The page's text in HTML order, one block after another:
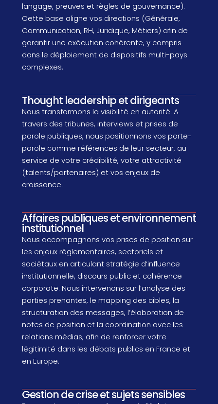
langage, preuves et règles de gouvernance).
Cette base aligne vos directions (Générale,
Communication, RH, Juridique, Métiers) afin de
garantir une exécution cohérente, y compris
dans le déploiement de dispositifs multi-pays
complexes.
Thought leadership et dirigeants
Nous transformons la visibilité en autorité. A
travers des tribunes, interviews et prises de
parole publiques, nous positionnons vos porte-
parole comme références de leur secteur, au
service de votre crédibilité, votre attractivité
(talents/partenaires) et vos enjeux de
croissance.
Affaires publiques et environnement
institutionnel
Nous accompagnons vos prises de position sur
les enjeux réglementaires, sectoriels et
sociétaux en articulant stratégie d’influence
institutionnelle, discours public et cohérence
corporate. Nous intervenons sur l’analyse des
parties prenantes, le mapping des cibles, la
structuration des messages, l’élaboration de
notes de position et la coordination avec les
relations médias, afin de renforcer votre
légitimité dans les débats publics en France et
en Europe.
Gestion de crise et sujets sensibles